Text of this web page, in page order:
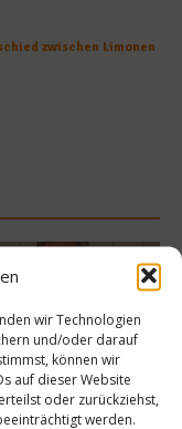
wir Technologien
und/oder darauf
können wir
auf dieser Website
oder zurückziehst,
werden.
zwischen Limonen
News
Zahl der
20. Juni 2013